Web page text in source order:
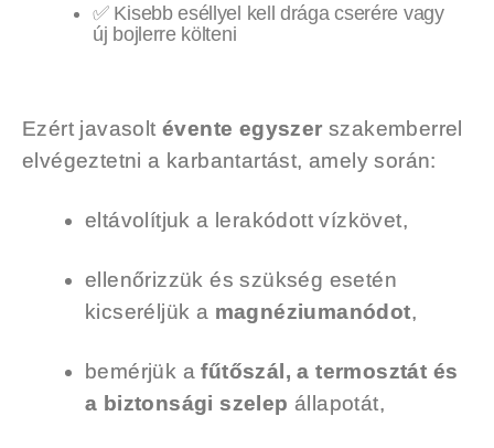
✅ Kisebb eséllyel kell drága cserére vagy
új bojlerre költeni
Ezért javasolt évente egyszer szakemberrel
elvégeztetni a karbantartást, amely során:
eltávolítjuk a lerakódott vízkövet,
ellenőrizzük és szükség esetén
kicseréljük a magnéziumanódot,
bemérjük afűtőszál, a termosztát és
a biztonsági szelep állapotát,